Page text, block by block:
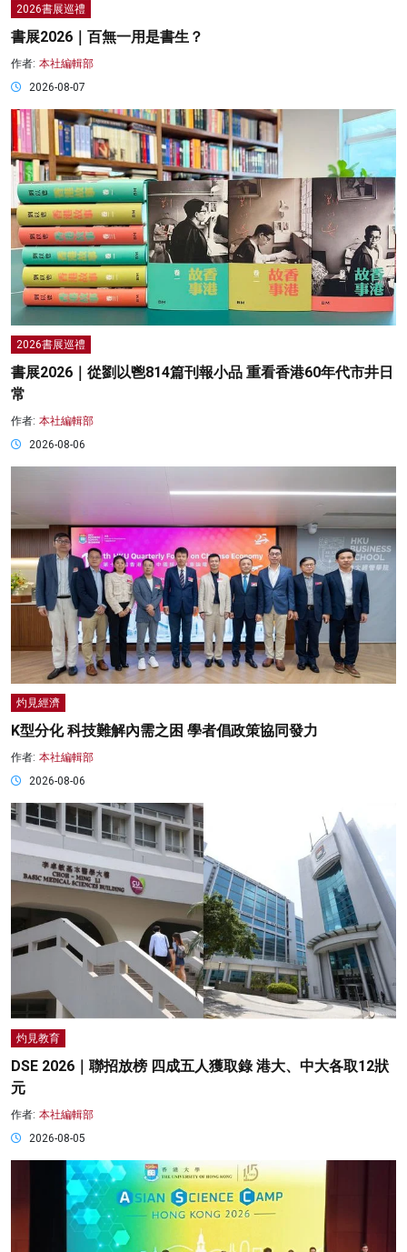
2026書展巡禮
書展2026｜百無一用是書生？
作者: 本社編輯部
2026-08-07
2026書展巡禮
書展2026｜從劉以鬯814篇刊報小品 重看香港60年代市井日
常
作者: 本社編輯部
2026-08-06
灼見經濟
K型分化 科技難解內需之困 學者倡政策協同發力
作者: 本社編輯部
2026-08-06
灼見教育
DSE 2026｜聯招放榜 四成五人獲取錄 港大、中大各取12狀
元
作者: 本社編輯部
2026-08-05